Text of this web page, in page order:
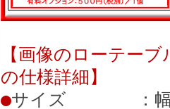
【画像のローテー
の仕様詳細】
●サイズ ：幅